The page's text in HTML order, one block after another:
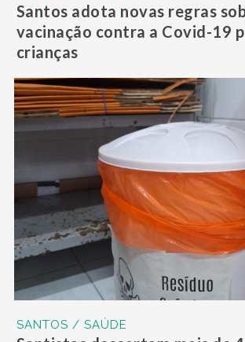
Santos adota novas regras
vacinação contra a Covid-19
crianças
SANTOS / SAÚDE